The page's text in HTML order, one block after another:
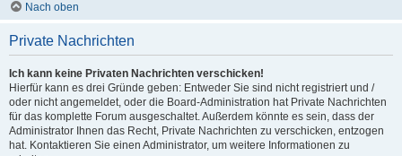
Nach oben
Private Nachrichten
Ich kann keine Privaten Nachrichten verschicken!
Hierfür kann es drei Gründe geben: Entweder Sie sind nicht registriert und /
oder nicht angemeldet, oder die Board-Administration hat Private Nachrichten
für das komplette Forum ausgeschaltet. Außerdem könnte es sein, dass der
Administrator Ihnen das Recht, Private Nachrichten zu verschicken, entzogen
hat. Kontaktieren Sie einen Administrator, um weitere Informationen zu